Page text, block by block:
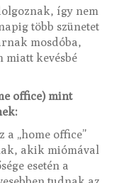
így nem
több szünetet
mosdóba,
kevésbé
office) mint
a „home office”
akik miómával
esetén a